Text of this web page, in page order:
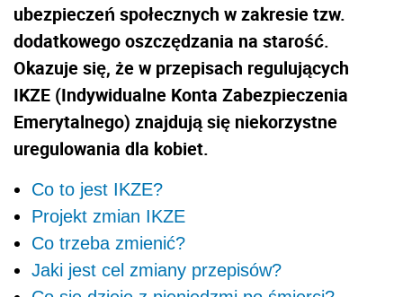
ubezpieczeń społecznych w zakresie tzw.
dodatkowego oszczędzania na starość.
Okazuje się, że w przepisach regulujących
IKZE (Indywidualne Konta Zabezpieczenia
Emerytalnego) znajdują się niekorzystne
uregulowania dla kobiet.
Co to jest IKZE?
Projekt zmian IKZE
Co trzeba zmienić?
Jaki jest cel zmiany przepisów?